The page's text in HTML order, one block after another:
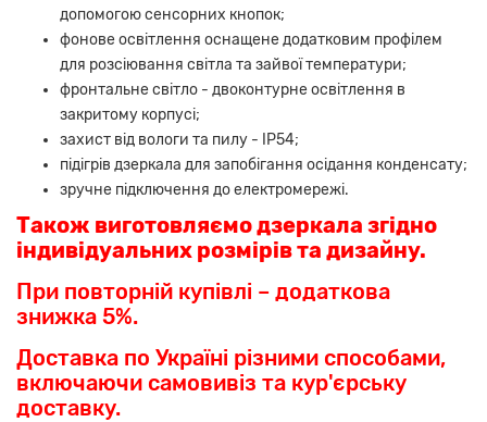
допомогою сенсорних кнопок;
фонове освітлення оснащене додатковим профілем
для розсіювання світла та зайвої температури;
фронтальне світло - двоконтурне освітлення в
закритому корпусі;
захист від вологи та пилу - IP54;
підігрів дзеркала для запобігання осідання конденсату;
зручне підключення до електромережі.
Також виготовляємо дзеркала згідно
індивідуальних розмірів та дизайну.
При повторній купівлі – додаткова
знижка 5%.
Доставка по Україні різними способами,
включаючи самовивіз та кур'єрську
доставку.